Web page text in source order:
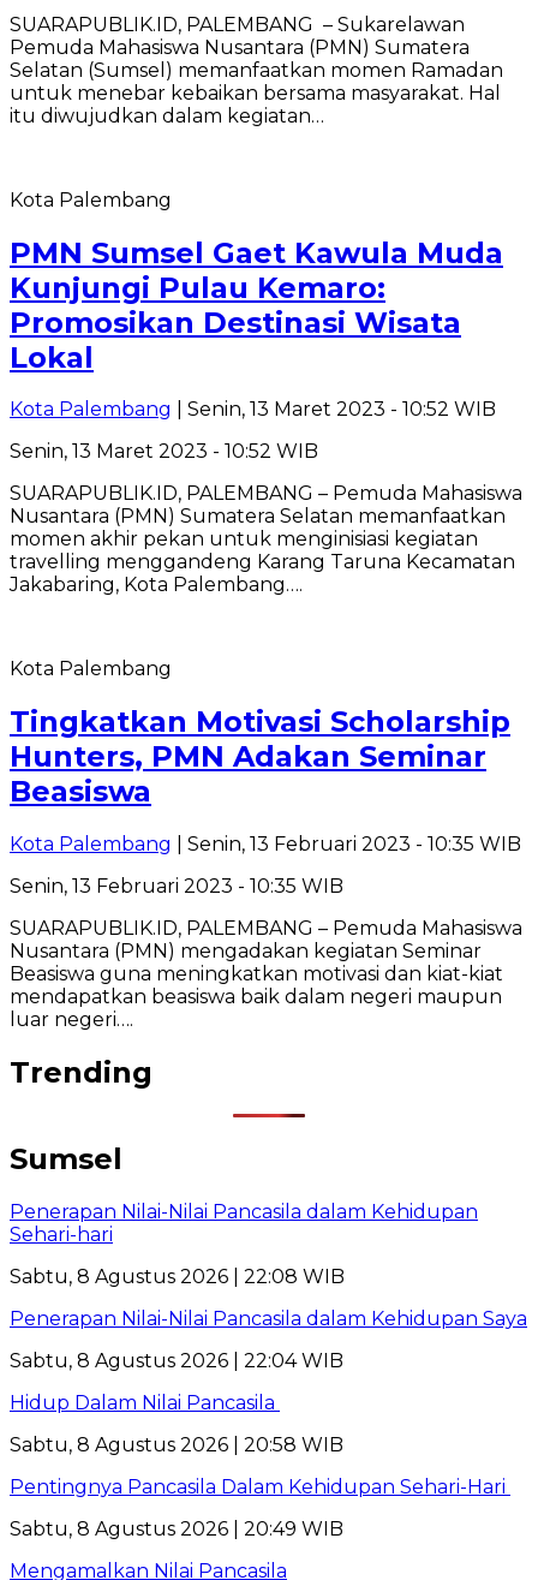
SUARAPUBLIK.ID, PALEMBANG – Sukarelawan
Pemuda Mahasiswa Nusantara (PMN) Sumatera
Selatan (Sumsel) memanfaatkan momen Ramadan
untuk menebar kebaikan bersama masyarakat. Hal
itu diwujudkan dalam kegiatan…
Kota Palembang
PMN Sumsel Gaet Kawula Muda
Kunjungi Pulau Kemaro:
Promosikan Destinasi Wisata
Lokal
Kota Palembang
| Senin, 13 Maret 2023 - 10:52 WIB
Senin, 13 Maret 2023 - 10:52 WIB
SUARAPUBLIK.ID, PALEMBANG – Pemuda Mahasiswa
Nusantara (PMN) Sumatera Selatan memanfaatkan
momen akhir pekan untuk menginisiasi kegiatan
travelling menggandeng Karang Taruna Kecamatan
Jakabaring, Kota Palembang….
Kota Palembang
Tingkatkan Motivasi Scholarship
Hunters, PMN Adakan Seminar
Beasiswa
Kota Palembang
| Senin, 13 Februari 2023 - 10:35 WIB
Senin, 13 Februari 2023 - 10:35 WIB
SUARAPUBLIK.ID, PALEMBANG – Pemuda Mahasiswa
Nusantara (PMN) mengadakan kegiatan Seminar
Beasiswa guna meningkatkan motivasi dan kiat-kiat
mendapatkan beasiswa baik dalam negeri maupun
luar negeri….
Trending
Sumsel
Penerapan Nilai-Nilai Pancasila dalam Kehidupan
Sehari-hari
Sabtu, 8 Agustus 2026 | 22:08 WIB
Penerapan Nilai-Nilai Pancasila dalam Kehidupan Saya
Sabtu, 8 Agustus 2026 | 22:04 WIB
Hidup Dalam Nilai Pancasila
Sabtu, 8 Agustus 2026 | 20:58 WIB
Pentingnya Pancasila Dalam Kehidupan Sehari-Hari
Sabtu, 8 Agustus 2026 | 20:49 WIB
Mengamalkan Nilai Pancasila